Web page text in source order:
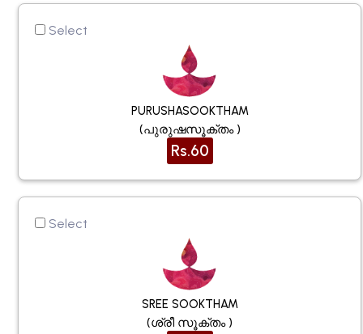
Select
PURUSHASOOKTHAM
(പുരുഷസൂക്തം )
Rs.60
Select
SREE SOOKTHAM
(ശ്രീ സൂക്തം )